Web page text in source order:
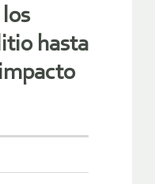
hasta